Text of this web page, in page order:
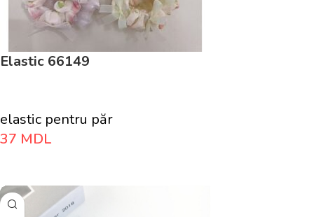
Elastic 66149
elastic pentru păr
37 MDL